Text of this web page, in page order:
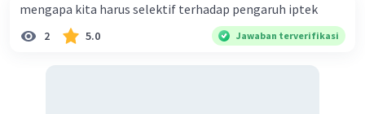
mengapa kita harus selektif terhadap pengaruh iptek
2 5.0 Jawaban terverifikasi